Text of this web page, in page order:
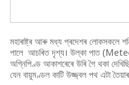
মহাৰাষ্ট্ৰ আৰু মধ্য প্ৰদেশৰ লোকসকলে
পালে আচৰিত দৃশ্য। উল্কা পাত
অগ্নিপিণ্ড আকাশৰেৰে উৰি গৈ থকা
যেন বায়ুমণ্ডল কাটি উজ্জ্বল পথ এটা